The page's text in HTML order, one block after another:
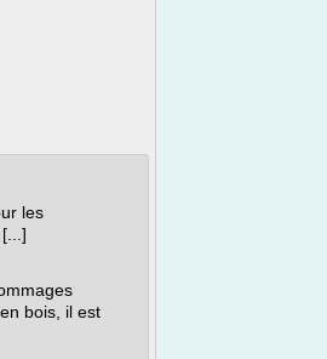
les
bois, il est